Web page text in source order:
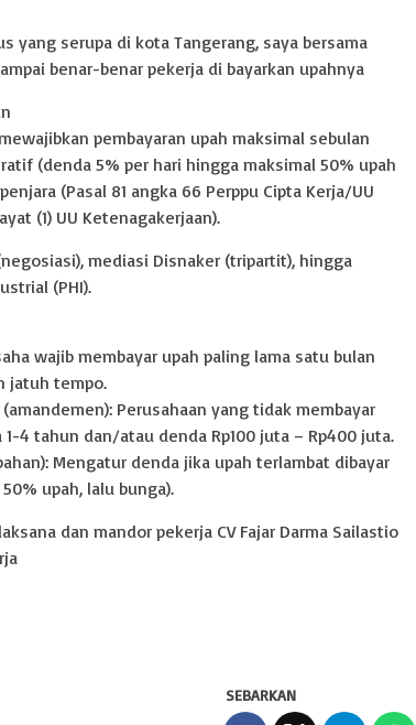
yang serupa di kota Tangerang, saya bersama
benar-benar pekerja di bayarkan upahnya
pembayaran upah maksimal sebulan
(denda 5% per hari hingga maksimal 50% upah
(Pasal 81 angka 66 Perppu Cipta Kerja/UU
(1) UU Ketenagakerjaan).
mediasi Disnaker (tripartit), hingga
(PHI).
wajib membayar upah paling lama satu bulan
jatuh tempo.
Perusahaan yang tidak membayar
4 tahun dan/atau denda Rp100 juta – Rp400 juta.
Mengatur denda jika upah terlambat dibayar
upah, lalu bunga).
dan mandor pekerja CV Fajar Darma Sailastio
SEBARKAN